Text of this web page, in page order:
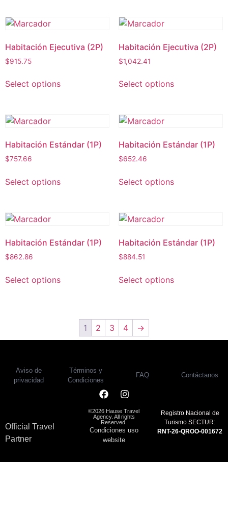
Habitación Ejecutiva (2P)
$915.75
Select options
Habitación Ejecutiva (2P)
$1,042.41
Select options
Habitación Estándar (1P)
$757.66
Select options
Habitación Estándar (1P)
$652.46
Select options
Habitación Estándar (1P)
$862.86
Select options
Habitación Estándar (1P)
$884.51
Select options
1 2 3 4 →
Aviso de
privacidad
Términos y
Condiciones
FAQ Contáctanos
Official Travel
Partner
©2026 Hause Travel
Agency. All rights
Reserved.
Condiciones uso
website
Registro Nacional de
Turismo SECTUR:
RNT-26-QROO-001672